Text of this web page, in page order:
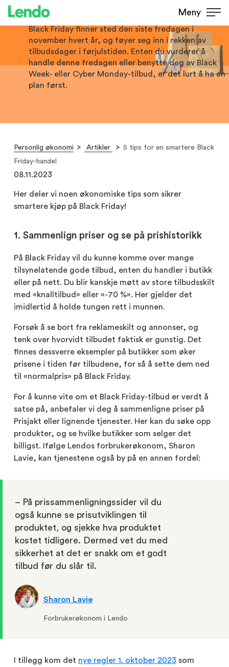
Meny
Friday-handel
Black Friday finner sted den siste fredagen i
november hvert år, og føyer seg inn i rekken av
tilbudsdager i førjulstiden. Enten du vurderer å
handle denne fredagen eller benytte deg av Black
Week- eller Cyber Monday-tilbud, er det lurt å ha en
plan først.
Personlig økonomi Artikler
5 tips for en smartere Black
Friday-handel
08.11.2023
Her deler vi noen økonomiske tips som sikrer
smartere kjøp på Black Friday!
1. Sammenlign priser og se på prishistorikk
På Black Friday vil du kunne komme over mange
tilsynelatende gode tilbud, enten du handler i butikk
eller på nett. Du blir kanskje møtt av store tilbudsskilt
med «knalltilbud» eller «-70 %». Her gjelder det
imidlertid å holde tungen rett i munnen.
Forsøk å se bort fra reklameskilt og annonser, og
tenk over hvorvidt tilbudet faktisk er gunstig. Det
finnes dessverre eksempler på butikker som øker
prisene i tiden før tilbudene, for så å sette dem ned
til «normalpris» på Black Friday.
For å kunne vite om et Black Friday-tilbud er verdt å
satse på, anbefaler vi deg å sammenligne priser på
Prisjakt eller lignende tjenester. Her kan du søke opp
produkter, og se hvilke butikker som selger det
billigst. Ifølge Lendos forbrukerøkonom, Sharon
Lavie, kan tjenestene også by på en annen fordel:
– På prissammenligningssider vil du
også kunne se prisutviklingen til
produktet, og sjekke hva produktet
kostet tidligere. Dermed vet du med
sikkerhet at det er snakk om et godt
tilbud før du slår til.
Sharon Lavie
Forbrukerøkonom i Lendo
I tillegg kom det nye regler 1. oktober 2023 som